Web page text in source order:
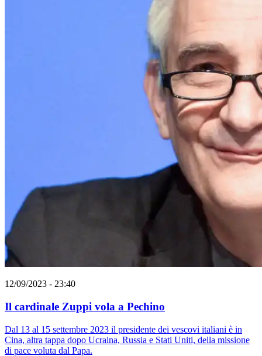
12/09/2023 - 23:40
Il cardinale Zuppi vola a Pechino
Dal 13 al 15 settembre 2023 il presidente dei vescovi italiani è in
Cina, altra tappa dopo Ucraina, Russia e Stati Uniti, della missione
di pace voluta dal Papa.